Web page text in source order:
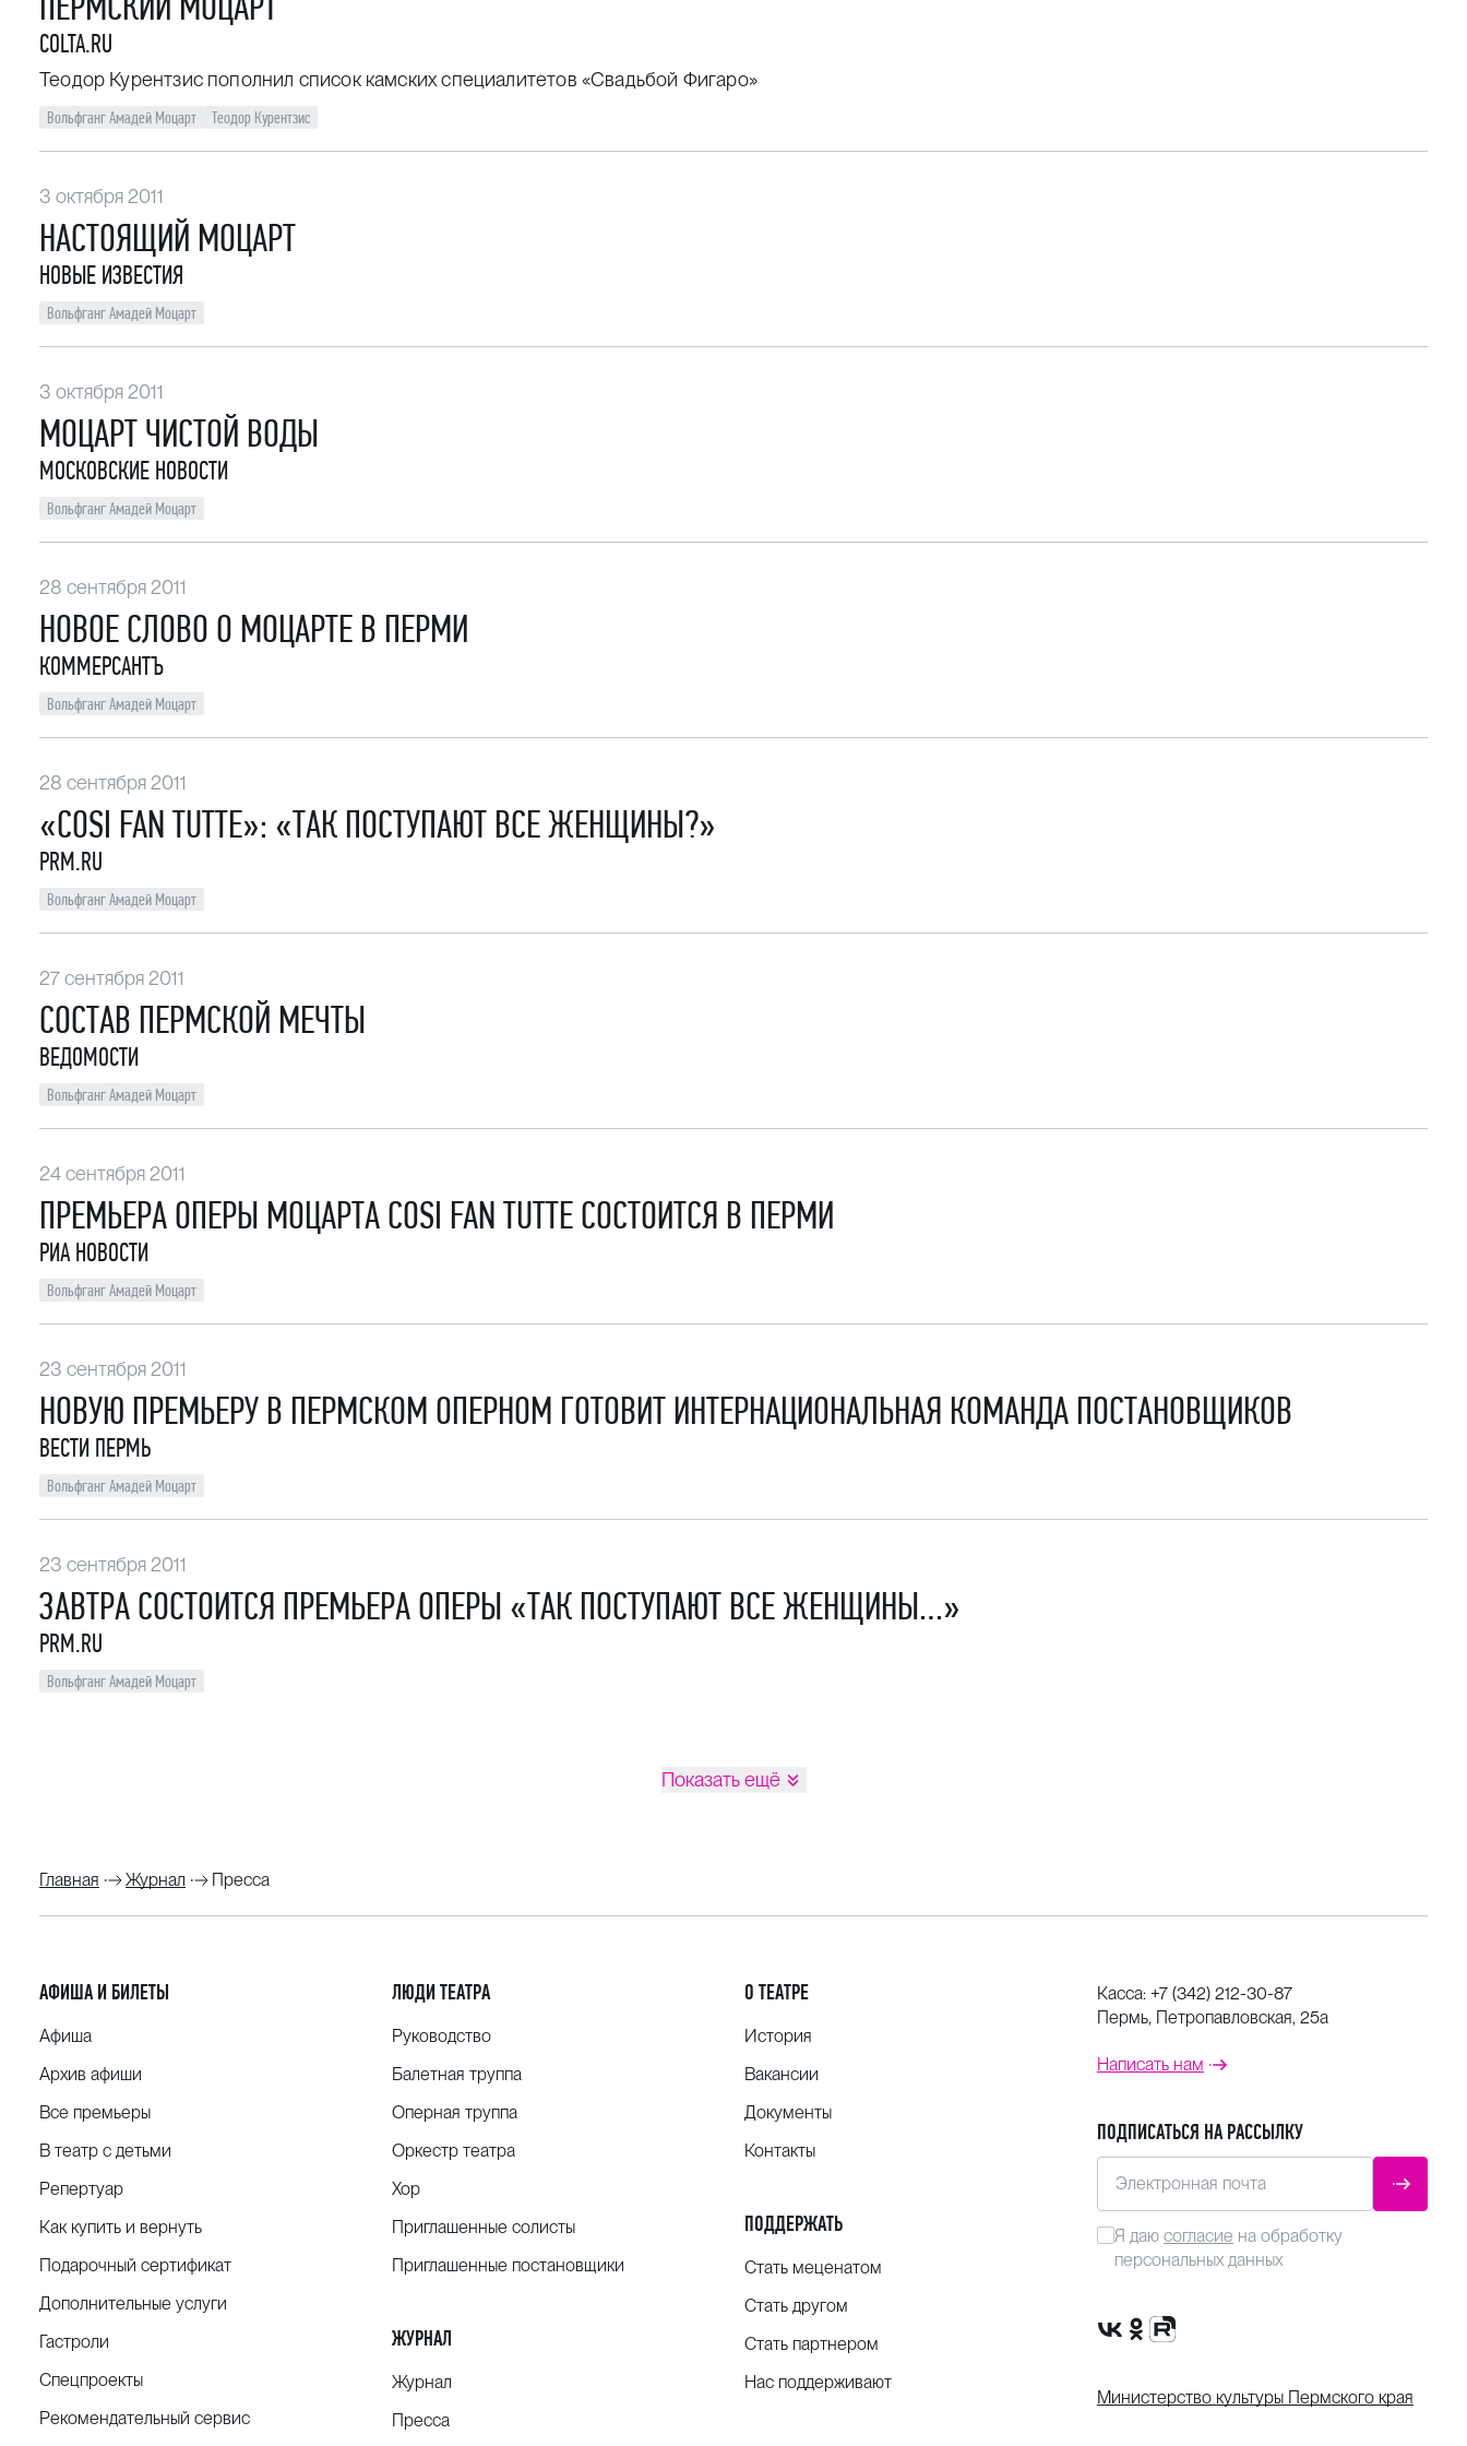
COLTA.RU
Теодор Курентзис пополнил список камских специалитетов «Свадьбой Фигаро»
Вольфганг Амадей Моцарт Теодор Курентзис
3 октября 2011
НАСТОЯЩИЙ МОЦАРТ
НОВЫЕ ИЗВЕСТИЯ
Вольфганг Амадей Моцарт
3 октября 2011
МОЦАРТ ЧИСТОЙ ВОДЫ
МОСКОВСКИЕ НОВОСТИ
Вольфганг Амадей Моцарт
28 сентября 2011
НОВОЕ СЛОВО О МОЦАРТЕ В ПЕРМИ
КОММЕРСАНТЪ
Вольфганг Амадей Моцарт
28 сентября 2011
«COSI FAN TUTTE»: «ТАК ПОСТУПАЮТ ВСЕ ЖЕНЩИНЫ?»
PRM.RU
Вольфганг Амадей Моцарт
27 сентября 2011
СОСТАВ ПЕРМСКОЙ МЕЧТЫ
ВЕДОМОСТИ
Вольфганг Амадей Моцарт
24 сентября 2011
ПРЕМЬЕРА ОПЕРЫ МОЦАРТА COSI FAN TUTTE СОСТОИТСЯ В ПЕРМИ
РИА НОВОСТИ
Вольфганг Амадей Моцарт
23 сентября 2011
НОВУЮ ПРЕМЬЕРУ В ПЕРМСКОМ ОПЕРНОМ ГОТОВИТ ИНТЕРНАЦИОНАЛЬНАЯ КОМАНДА ПОСТАНОВЩИКОВ
ВЕСТИ ПЕРМЬ
Вольфганг Амадей Моцарт
23 сентября 2011
ЗАВТРА СОСТОИТСЯ ПРЕМЬЕРА ОПЕРЫ «ТАК ПОСТУПАЮТ ВСЕ ЖЕНЩИНЫ…»
PRM.RU
Вольфганг Амадей Моцарт
Показать ещё
Главная Журнал Пресса
АФИША И БИЛЕТЫ
Афиша
Архив афиши
Все премьеры
В театр с детьми
Репертуар
Как купить и вернуть
Подарочный сертификат
Дополнительные услуги
Гастроли
Спецпроекты
Рекомендательный сервис
ЛЮДИ ТЕАТРА
Руководство
Балетная труппа
Оперная труппа
Оркестр театра
Хор
Приглашенные солисты
Приглашенные постановщики
ЖУРНАЛ
Журнал
Пресса
О ТЕАТРЕ
История
Вакансии
Документы
Контакты
ПОДДЕРЖАТЬ
Стать меценатом
Стать другом
Стать партнером
Нас поддерживают
Касса: +7 (342) 212-30-87
Пермь, Петропавловская, 25а
Написать нам
ПОДПИСАТЬСЯ НА РАССЫЛКУ
Электронная почта
Я даю согласие на обработку
персональных данных
Сообщество VK
Группа в одноклассниках
Канал Rutube
Министерство культуры Пермского края